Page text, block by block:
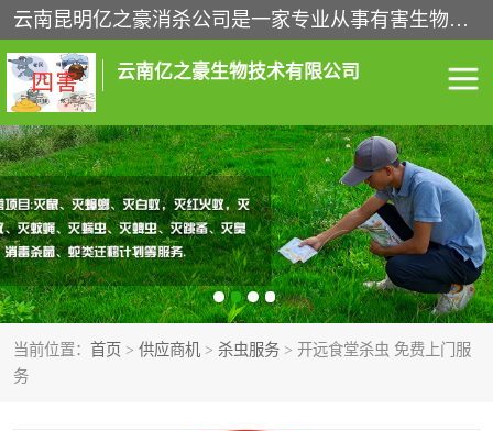
云南昆明亿之豪消杀公司是一家专业从事有害生物防治综合治理的公司，治理服务包括：灭鼠,杀虫,除虫,除蟑螂,白蚁防治,消杀等；安全环保,快速上门,价格透明,完善的售后服务,不影响您的生活工作。
云南亿之豪生物技术有限公司
当前位置： 首页 > 供应商机 > 杀虫服务 > 开远食堂杀虫 免费上门服
务
灭鼠服务 杀虫服务
除虫服务 除蟑螂服务
白蚁防治服务 消杀服务
昆明灭老鼠 昆明灭蟑螂